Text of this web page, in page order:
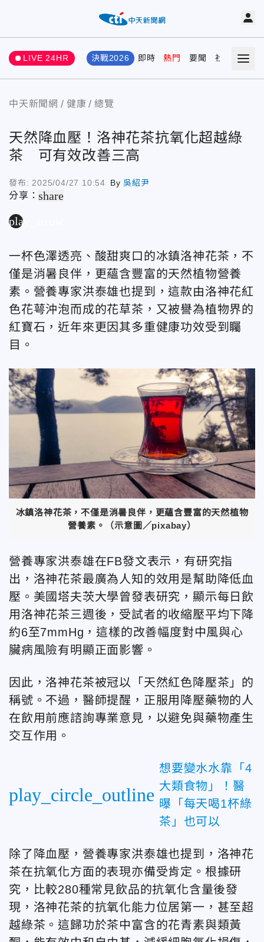
LIVE 24HR 決戰2026 即時 熱門 要聞 社會 娛樂
中天新聞網 健康 總覽
天然降血壓！洛神花茶抗氧化超越綠
茶 可有效改善三高
發布: 2025/04/27 10:54 By吳紹尹
分享：share
play_arrow
一杯色澤透亮、酸甜爽口的冰鎮洛神花茶，不
僅是消暑良伴，更蘊含豐富的天然植物營養
素。營養專家洪泰雄也提到，這款由洛神花紅
色花萼沖泡而成的花草茶，又被譽為植物界的
紅寶石，近年來更因其多重健康功效受到矚
目。
冰鎮洛神花茶，不僅是消暑良伴，更蘊含豐富的天然植物
營養素。（示意圖／pixabay）
營養專家洪泰雄在FB發文表示，有研究指
出，洛神花茶最廣為人知的效用是幫助降低血
壓。美國塔夫茨大學曾發表研究，顯示每日飲
用洛神花茶三週後，受試者的收縮壓平均下降
約6至7mmHg，這樣的改善幅度對中風與心
臟病風險有明顯正面影響。
因此，洛神花茶被冠以「天然紅色降壓茶」的
稱號。不過，醫師提醒，正服用降壓藥物的人
在飲用前應諮詢專業意見，以避免與藥物產生
交互作用。
play_circle_outline
想要變水水靠「4
大類食物」！醫
曝「每天喝1杯綠
茶」也可以
除了降血壓，營養專家洪泰雄也提到，洛神花
茶在抗氧化方面的表現亦備受肯定。根據研
究，比較280種常見飲品的抗氧化含量後發
現，洛神花茶的抗氧化能力位居第一，甚至超
越綠茶。這歸功於茶中富含的花青素與類黃